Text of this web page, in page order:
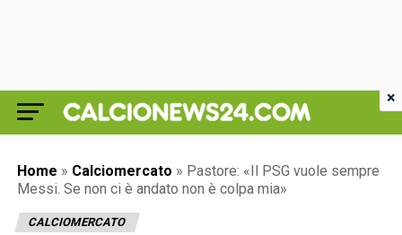
Home » Calciomercato » Pastore: «Il PSG vuole sempre
Messi. Se non ci è andato non è colpa mia»
CALCIOMERCATO
×